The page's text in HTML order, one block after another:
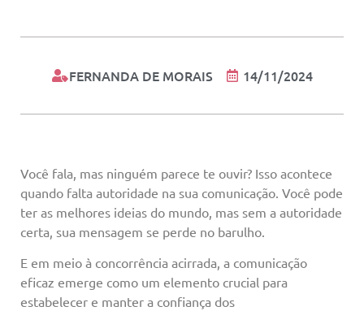
FERNANDA DE MORAIS 14/11/2024
Você fala, mas ninguém parece te ouvir? Isso acontece
quando falta autoridade na sua comunicação. Você pode
ter as melhores ideias do mundo, mas sem a autoridade
certa, sua mensagem se perde no barulho.
E em meio à concorrência acirrada, a comunicação
eficaz emerge como um elemento crucial para
estabelecer e manter a confiança dos